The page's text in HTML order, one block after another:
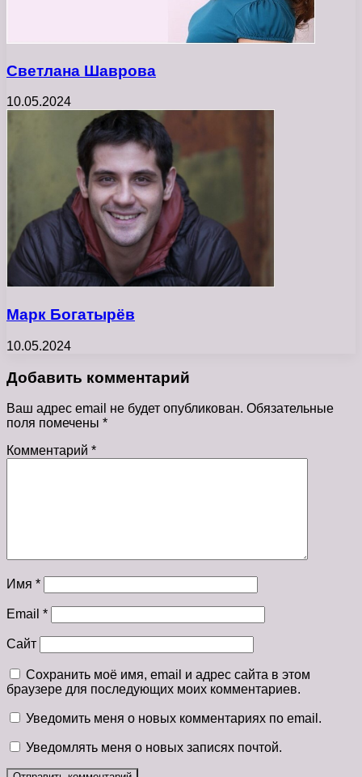
Светлана Шаврова
10.05.2024
Марк Богатырёв
10.05.2024
Добавить комментарий
Ваш адрес email не будет опубликован. Обязательные
поля помечены *
Комментарий *
Имя *
Email *
Сайт
Сохранить моё имя, email и адрес сайта в этом
браузере для последующих моих комментариев.
Уведомить меня о новых комментариях по email.
Уведомлять меня о новых записях почтой.